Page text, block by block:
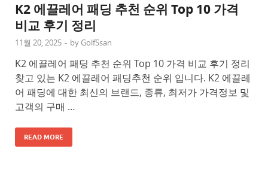
K2 에끌레어 패딩 추천 순위 Top 10 가격
비교 후기 정리
11월 20, 2025 - by GolfSsan
K2 에끌레어 패딩 추천 순위 Top 10 가격 비교 후기 정리
찾고 있는 K2 에끌레어 패딩추천 순위 입니다. K2 에끌레
어 패딩에 대한 최신의 브랜드, 종류, 최저가 가격정보 및
고객의 구매 …
READ MORE